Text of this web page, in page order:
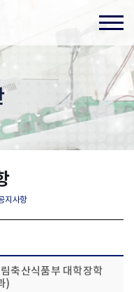
지사항
축산식품부 대학장학
)